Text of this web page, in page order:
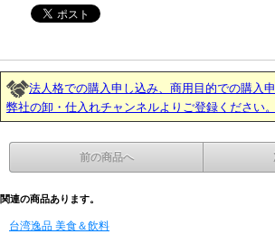
法人格での購入申し込み、商用目的での購入
弊社の卸・仕入れチャンネルよりご登録ください。
前の商品へ
関連の商品あります。
台湾逸品 美食＆飲料